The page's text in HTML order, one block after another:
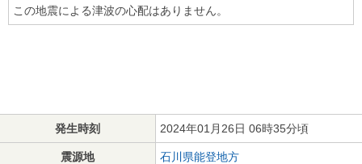
この地震による津波の心配はありません。
発生時刻 2024年01月26日 06時35分頃
震源地 石川県能登地方